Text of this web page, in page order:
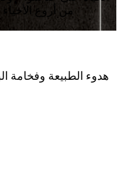
من أروع
هدوء الطبيعة وفخامة